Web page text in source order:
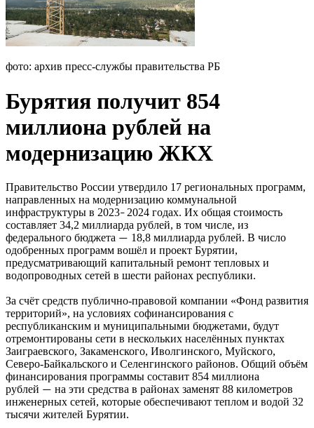
фото: архив пресс-службы правительства РБ
Бурятия получит 854
миллиона рублей на
модернизацию ЖКХ
Правительство России утвердило 17 региональных программ,
направленных на модернизацию коммунальной
инфраструктуры в 2023– 2024 годах. Их общая стоимость
составляет 34,2 миллиарда рублей, в том числе, из
федерального бюджета — 18,8 миллиарда рублей. В число
одобренных программ вошёл и проект Бурятии,
предусматривающий капитальный ремонт тепловых и
водопроводных сетей в шести районах республики.
За счёт средств публично-правовой компании «Фонд развития
территорий», на условиях софинансирования с
республиканским и муниципальными бюджетами, будут
отремонтированы сети в нескольких населённых пунктах
Заиграевского, Закаменского, Иволгинского, Муйского,
Северо-Байкальского и Селенгинского районов. Общий объём
финансирования программы составит 854 миллиона
рублей — на эти средства в районах заменят 88 километров
инженерных сетей, которые обеспечивают теплом и водой 32
тысячи жителей Бурятии.